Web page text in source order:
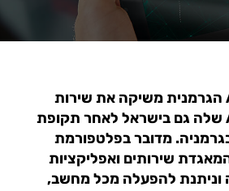
חברת ARBURG הגרמנית משיקה את שירות
ArburgXworld שלה גם בישראל לאחר תקופת
מדובר בפלטפורמת
שירותים ואפליקציות
וניתנת להפעלה מכל מחשב,